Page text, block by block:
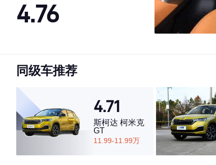
4.76
·内饰表现较为优秀，优于59%同级车
·空间表现较为优秀，优于69%同级车
同级车推荐
4.71
斯柯达 柯米克
GT
11.99-11.99万